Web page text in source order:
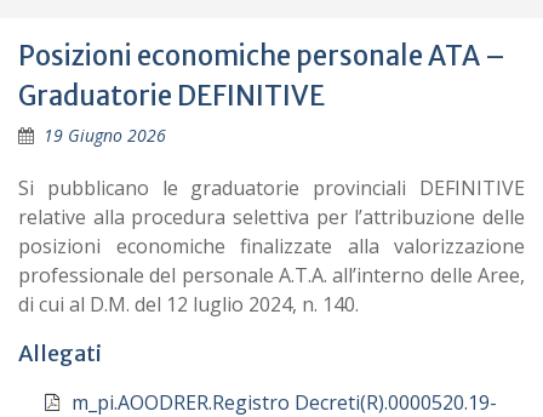
Posizioni economiche personale ATA –
Graduatorie DEFINITIVE
19 Giugno 2026
Si pubblicano le graduatorie provinciali DEFINITIVE
relative alla procedura selettiva per l’attribuzione delle
posizioni economiche finalizzate alla valorizzazione
professionale del personale A.T.A. all’interno delle Aree,
di cui al D.M. del 12 luglio 2024, n. 140.
Allegati
m_pi.AOODRER.Registro Decreti(R).0000520.19-